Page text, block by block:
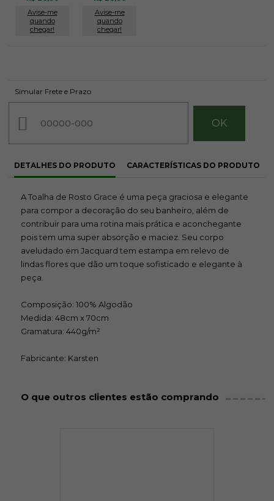
Avise-me
quando
chegar!
Avise-me
quando
chegar!
Simular Frete e Prazo
DETALHES DO PRODUTO CARACTERÍSTICAS DO PRODUTO
A Toalha de Rosto Grace é uma peça graciosa e elegante
para compor a decoração do seu banheiro, além de
contribuir para uma rotina mais prática e aconchegante
pois tem uma super absorção e maciez. Seu corpo
aveludado em Jacquard tem estampa em relevo de
lindas flores que dão um toque sofisticado e elegante à
peça.
Composição: 100% Algodão
Medida: 48cm x 70cm
Gramatura: 440g/m²
Fabricante: Karsten
O que outros clientes estão comprando